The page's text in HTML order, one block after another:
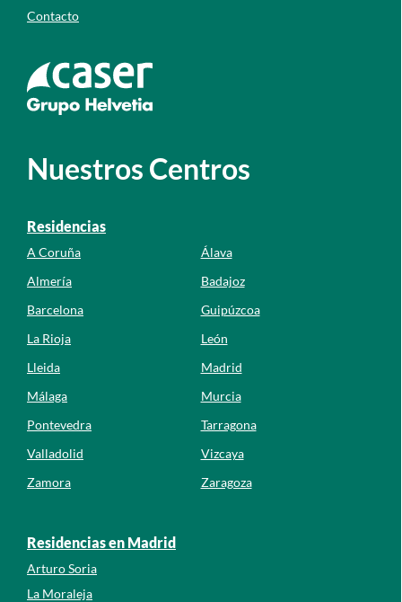
Contacto
Ir a la web de caser
Nuestros Centros
Residencias
A Coruña
Álava
Almería
Badajoz
Barcelona
Guipúzcoa
La Rioja
León
Lleida
Madrid
Málaga
Murcia
Pontevedra
Tarragona
Valladolid
Vizcaya
Zamora
Zaragoza
Residencias en Madrid
Arturo Soria
La Moraleja